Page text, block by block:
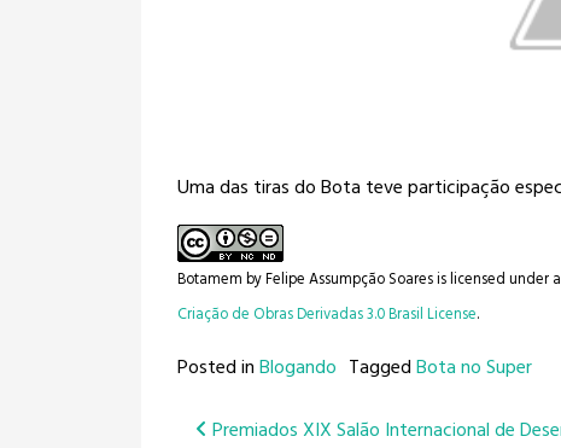
Uma das tiras do Bota teve participação
Botamem byFelipe Assumpção Soaresis licensed under a
Criação de Obras Derivadas 3.0 Brasil License.
Posted inBlogando TaggedBota no Super
Post
Premiados XIX Salão Internacional de